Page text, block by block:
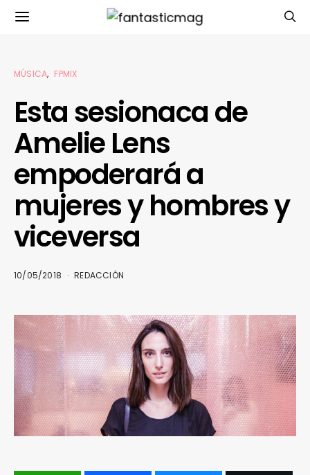
MÚSICA FPMIX
Esta sesionaca de
Amelie Lens
empoderará a
mujeres y hombres y
viceversa
10/05/2018 REDACCIÓN